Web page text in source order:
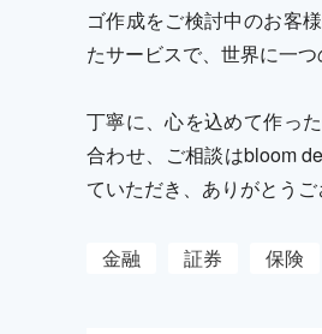
ゴ作成をご検討中のお客
たサービスで、世界に一
丁寧に、心を込めて作っ
合わせ、ご相談はbloom
ていただき、ありがとうご
金融 証券 保険